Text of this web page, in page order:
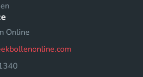
Online